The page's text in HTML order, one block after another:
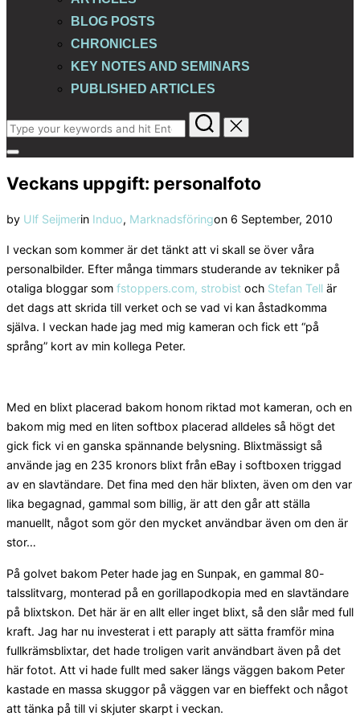
BLOG POSTS
CHRONICLES
KEY NOTES AND SEMINARS
PUBLISHED ARTICLES
Search
for:
Toggle
&
Veckans uppgift: personalfoto
by Ulf Seijmerin Induo, Marknadsföringon Posted
6 September, 2010
I veckan som kommer är det tänkt att vi skall se över våra
personalbilder. Efter många timmars studerande av tekniker på
otaliga bloggar som fstoppers.com, strobist och Stefan Tell är
det dags att skrida till verket och se vad vi kan åstadkomma
själva. I veckan hade jag med mig kameran och fick ett “på
språng” kort av min kollega Peter.
Med en blixt placerad bakom honom riktad mot kameran, och en
bakom mig med en liten softbox placerad alldeles så högt det
gick fick vi en ganska spännande belysning. Blixtmässigt så
använde jag en 235 kronors blixt från eBay i softboxen triggad
av en slavtändare. Det fina med den här blixten, även om den var
lika begagnad, gammal som billig, är att den går att ställa
manuellt, något som gör den mycket användbar även om den är
stor…
På golvet bakom Peter hade jag en Sunpak, en gammal 80-
talsslitvarg, monterad på en gorillapodkopia med en slavtändare
på blixtskon. Det här är en allt eller inget blixt, så den slår med full
kraft. Jag har nu investerat i ett paraply att sätta framför mina
fullkrämsblixtar, det hade troligen varit användbart även på det
här fotot. Att vi hade fullt med saker längs väggen bakom Peter
kastade en massa skuggor på väggen var en bieffekt och något
att tänka på till vi skjuter skarpt i veckan.